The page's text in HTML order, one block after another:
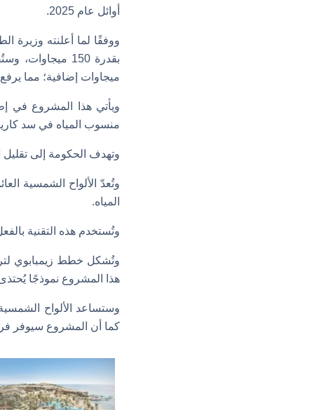
أوائل عام 2025.
ووفقًا لما أعلنته وزيرة
ميجاوات إضافية؛ مما يرفع
ويأتي هذا المشروع في
منسوب المياه في سد
وتهدف الحكومة إلى تقليل
وتُعدّ الألواح الشمسية
المياه.
وتُستخدم هذه التقنية
وتُشكل خطط زيمبابوي
هذا المشروع نموذجًا
وستساعد الألواح
كما أن المشروع سيوفر